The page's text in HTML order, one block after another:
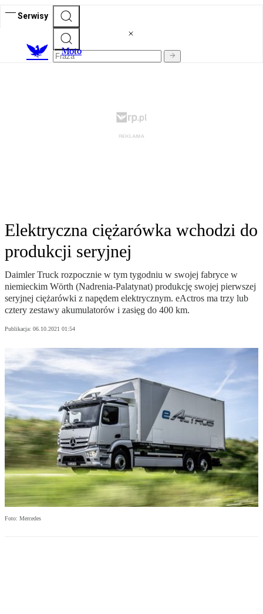
Serwisy
Moto
Elektryczna ciężarówka wchodzi do
produkcji seryjnej
Daimler Truck rozpocznie w tym tygodniu w swojej fabryce w
niemieckim Wörth (Nadrenia-Palatynat) produkcję swojej pierwszej
seryjnej ciężarówki z napędem elektrycznym. eActros ma trzy lub
cztery zestawy akumulatorów i zasięg do 400 km.
Publikacja: 06.10.2021 01:54
Foto: Mercedes